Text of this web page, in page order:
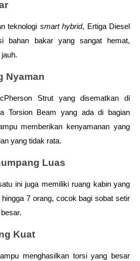
teknologi smart hybrid, Ertiga Diesel
bahan bakar yang sangat hemat,
Nyaman
Strut yang disematkan di
Torsion Beam yang ada di bagian
memberikan kenyamanan yang
yang tidak rata.
Luas
ini juga memiliki ruang kabin yang
hingga 7 orang, cocok bagi sobat setir
Kuat
menghasilkan torsi yang besar